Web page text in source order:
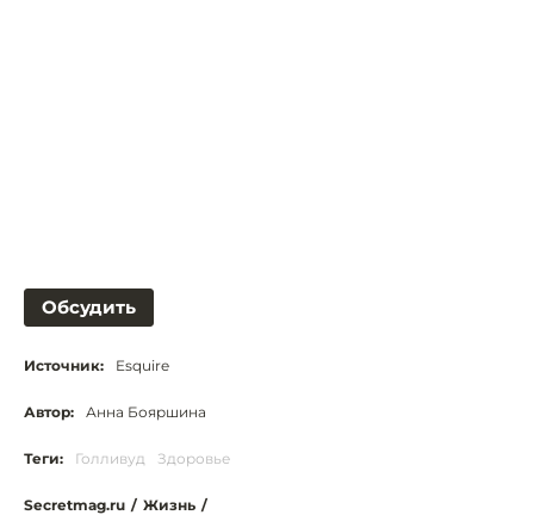
Обсудить
Источник: Esquire
Автор: Анна Бояршина
Теги: Голливуд Здоровье
Secretmag.ru / Жизнь /